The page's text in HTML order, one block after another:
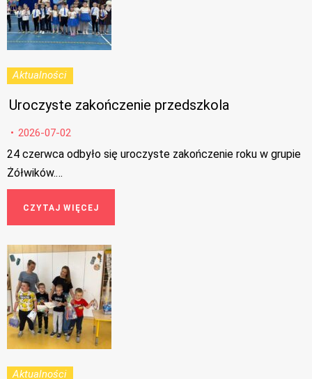
Aktualności
Uroczyste zakończenie przedszkola
2026-07-02
24 czerwca odbyło się uroczyste zakończenie roku w grupie
Żółwików.…
CZYTAJ WIĘCEJ
Aktualności